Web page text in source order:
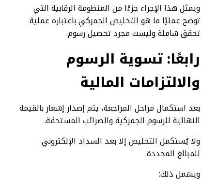
ويمثل هذا الإجراء جزءًا من المنظومة الرقابية التي
توضح عمليًا ما هو التخليص الجمركي باعتباره عملية
تحقق شاملة وليست مجرد تحصيل رسوم.
رابعًا: تسوية الرسوم
والالتزامات المالية
بعد استكمال مراحل المراجعة، يتم إصدار إشعار بالقيمة
النهائية للرسوم الجمركية والضرائب المستحقة.
ولا يُستكمل التخليص إلا بعد السداد الإلكتروني
للمبالغ المحددة.
ويشمل ذلك: